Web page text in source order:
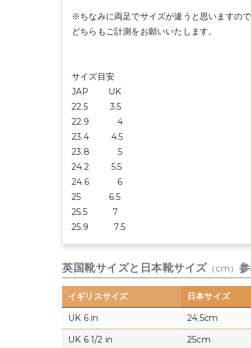
※ちなみに両足でサイズが違うと思いますので
どちらもご計測をお願いいたします。
サイズ目安
JAP UK
22.5 3.5
22.9 4
23.4 4.5
23.8 5
24.2 5.5
24.6 6
25 6.5
25.5 7
25.9 7.5
英国靴サイズと日本靴サイズ （cm）
イギリスサイズ
日本サイズ
UK 6 in
24.5cm
UK 6 1/2 in
25cm